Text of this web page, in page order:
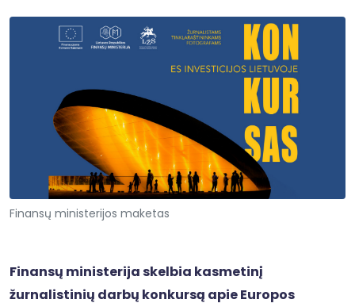
Finansų ministerijos maketas
Finansų ministerija skelbia kasmetinį
žurnalistinių darbų konkursą apie Europos